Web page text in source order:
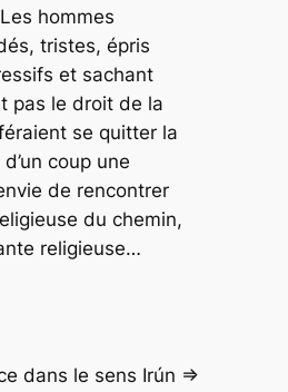
hommes
tristes, épris
et sachant
pas le droit de la
se quitter la
coup une
de rencontrer
du chemin,
religieuse…
dans le sens Irún =>